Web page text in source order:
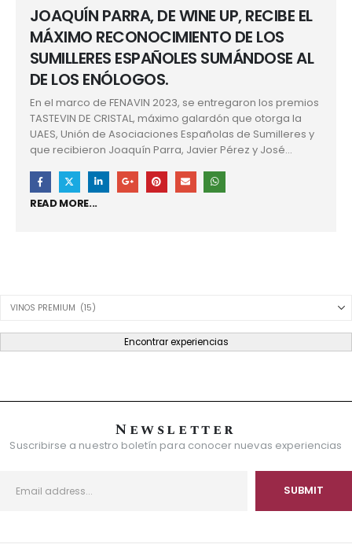
JOAQUÍN PARRA, DE WINE UP, RECIBE EL
MÁXIMO RECONOCIMIENTO DE LOS
SUMILLERES ESPAÑOLES SUMÁNDOSE AL
DE LOS ENÓLOGOS.
En el marco de FENAVIN 2023, se entregaron los premios
TASTEVIN DE CRISTAL, máximo galardón que otorga la
UAES, Unión de Asociaciones Españolas de Sumilleres y
que recibieron Joaquín Parra, Javier Pérez y José...
READ MORE...
Product Category Dropdown
Encontrar experiencias
Newsletter
Suscribirse a nuestro boletín para conocer nuevas experiencias